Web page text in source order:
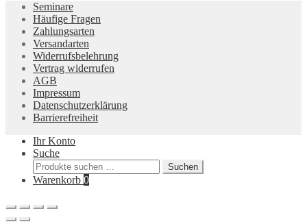
Seminare
Häufige Fragen
Zahlungsarten
Versandarten
Widerrufsbelehrung
Vertrag widerrufen
AGB
Impressum
Datenschutzerklärung
Barrierefreiheit
Ihr Konto
Suche
Suche
nach:
Suchen
Warenkorb 0